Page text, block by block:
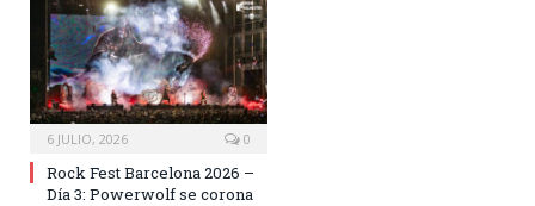
6 JULIO, 2026 0
Rock Fest Barcelona 2026 –
Día 3: Powerwolf se corona